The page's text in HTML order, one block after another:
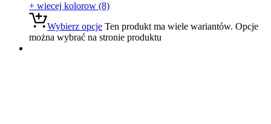
+ wiecej kolorow (8)
Wybierz opcje Ten produkt ma wiele wariantów. Opcje
można wybrać na stronie produktu